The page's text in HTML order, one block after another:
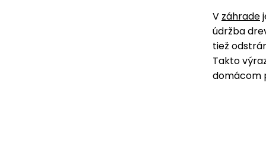
V záhrade
údržba
tiež
Takto
domácom